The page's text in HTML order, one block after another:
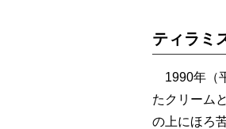
ティラミ
1990年（
たクリーム
の上にほろ